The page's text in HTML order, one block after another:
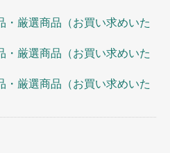
・厳選商品（お買い求めいた
・厳選商品（お買い求めいた
・厳選商品（お買い求めいた